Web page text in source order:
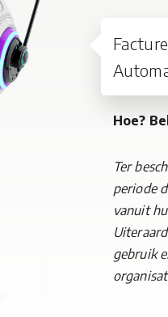
Hoe?
Ter
periode
vanuit
gebruik